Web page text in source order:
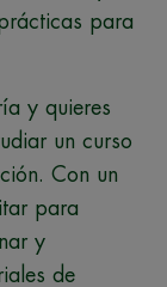
para
y quieres
un curso
Con un
para
y
de